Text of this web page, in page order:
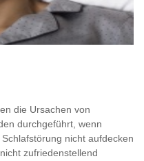
die Ursachen von
durchgeführt, wenn
nicht aufdecken
zufriedenstellend